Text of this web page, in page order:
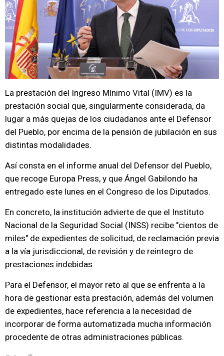
La prestación del Ingreso Mínimo Vital (IMV) es la
prestación social que, singularmente considerada, da
lugar a más quejas de los ciudadanos ante el Defensor
del Pueblo, por encima de la pensión de jubilación en sus
distintas modalidades.
Así consta en el informe anual del Defensor del Pueblo,
que recoge Europa Press, y que Ángel Gabilondo ha
entregado este lunes en el Congreso de los Diputados.
En concreto, la institución advierte de que el Instituto
Nacional de la Seguridad Social (INSS) recibe "cientos de
miles" de expedientes de solicitud, de reclamación previa
a la vía jurisdiccional, de revisión y de reintegro de
prestaciones indebidas.
Para el Defensor, el mayor reto al que se enfrenta a la
hora de gestionar esta prestación, además del volumen
de expedientes, hace referencia a la necesidad de
incorporar de forma automatizada mucha información
procedente de otras administraciones públicas.